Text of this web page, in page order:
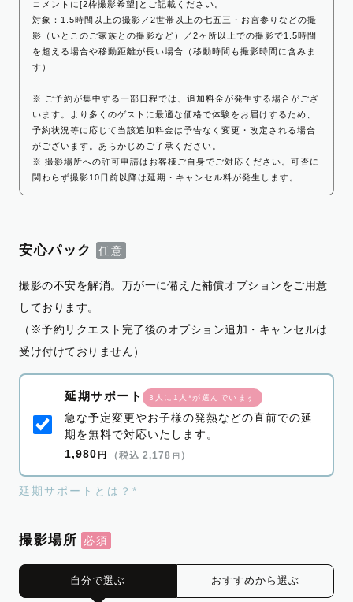
コメントに[2枠撮影希望]とご記載ください。
対象：1.5時間以上の撮影／2世帯以上の七五三・お宮参りなどの撮
影（いとこのご家族との撮影など）／2ヶ所以上での撮影で1.5時間
を超える場合や移動距離が長い場合（移動時間も撮影時間に含みま
す）
※ ご予約が集中する一部日程では、追加料金が発生する場合がござ
います。より多くのゲストに最適な価格で体験をお届けするため、
予約状況等に応じて当該追加料金は予告なく変更・改定される場合
がございます。あらかじめご了承ください。
※ 撮影場所への許可申請はお客様ご自身でご対応ください。可否に
関わらず撮影10日前以降は延期・キャンセル料が発生します。
安心パック
撮影の不安を解消。万が一に備えた補償オプションをご用意
しております。
（※予約リクエスト完了後のオプション追加・キャンセルは
受け付けておりません）
延期サポート 3人に1人*が選んでいます
急な予定変更やお子様の発熱などの直前での延
期を無料で対応いたします。
1,980 円 （税込 2,178 円 ）
延期サポートとは？*
撮影場所
自分で選ぶ おすすめから選ぶ